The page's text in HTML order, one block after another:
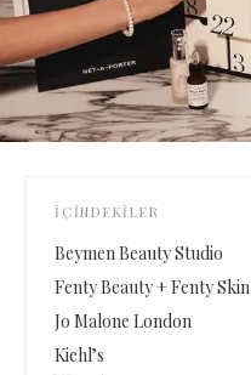
İÇINDEKILER
Beymen Beauty Studio
Fenty Beauty + Fenty Skin
Jo Malone London
Kiehl’s